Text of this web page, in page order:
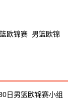
欧锦赛 男篮欧锦
日男篮欧锦赛小组